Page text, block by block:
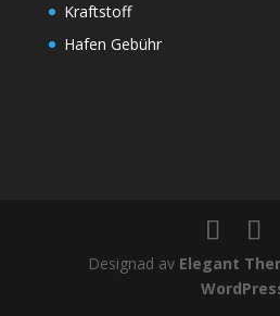
Kraftstoff
Hafen Gebühr
Designad av Elegant